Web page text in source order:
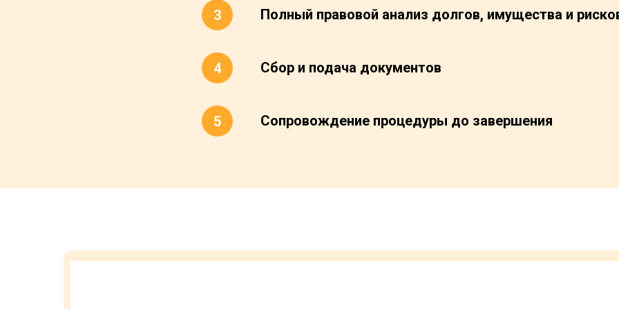
Полный правовой анализ долгов, имущества и
Сбор и подача документов
Сопровождение процедуры до завершения